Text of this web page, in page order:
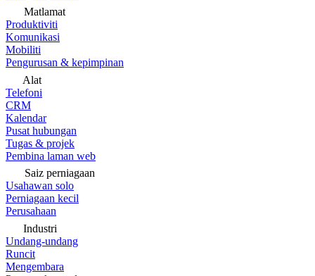
Matlamat
Produktiviti
Komunikasi
Mobiliti
Pengurusan & kepimpinan
Alat
Telefoni
CRM
Kalendar
Pusat hubungan
Tugas & projek
Pembina laman web
Saiz perniagaan
Usahawan solo
Perniagaan kecil
Perusahaan
Industri
Undang-undang
Runcit
Mengembara